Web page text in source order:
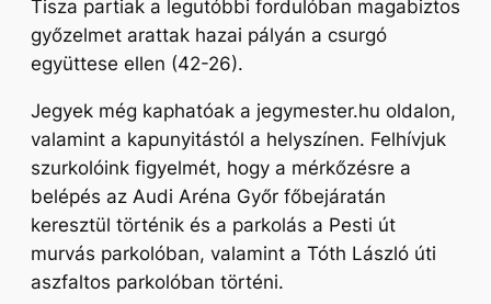
Tisza partiak a legutóbbi fordulóban magabiztos
győzelmet arattak hazai pályán a csurgó
együttese ellen (42-26).
Jegyek még kaphatóak a jegymester.hu oldalon,
valamint a kapunyitástól a helyszínen. Felhívjuk
szurkolóink figyelmét, hogy a mérkőzésre a
belépés az Audi Aréna Győr főbejáratán
keresztül történik és a parkolás a Pesti út
murvás parkolóban, valamint a Tóth László úti
aszfaltos parkolóban történi.